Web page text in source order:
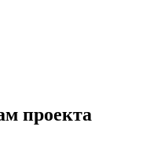
проекта